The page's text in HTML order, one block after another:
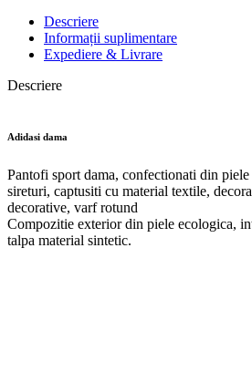
Descriere
Informații suplimentare
Expediere & Livrare
Descriere
Adidasi dama
Pantofi sport dama, confectionati din
sireturi, captusiti cu material textile,
decorative, varf rotund
Compozitie exterior din piele ecologica,
talpa material sintetic.